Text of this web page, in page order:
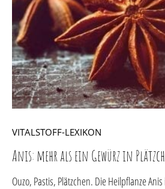
VITALSTOFF-LEXIKON
Anis: mehr als ein Gewürz in
Ouzo, Pastis, Plätzchen. Die Heilpflanze